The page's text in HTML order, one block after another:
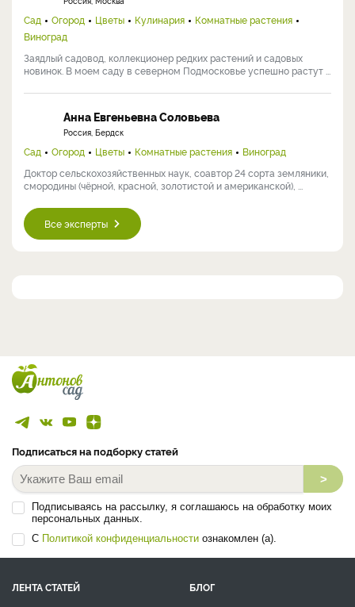
Сад Огород Цветы Кулинария
Комнатные растения
Виноград
Заядлый садовод, коллекционер редких растений и садовых
новинок. В моем саду в северном Подмосковье успешно растут ...
Анна Евгеньевна Соловьева
Россия, Бердск
Сад Огород Цветы Комнатные растения
Виноград
Доктор сельскохозяйственных наук, соавтор 24 сорта земляники,
смородины (чёрной, красной, золотистой и американской), ...
Все эксперты
Подписаться на подборку статей
>
Подписываясь на рассылку, я соглашаюсь на обработку моих
персональных данных.
С Политикой конфиденциальности ознакомлен (а).
ЛЕНТА СТАТЕЙ
БЛОГ